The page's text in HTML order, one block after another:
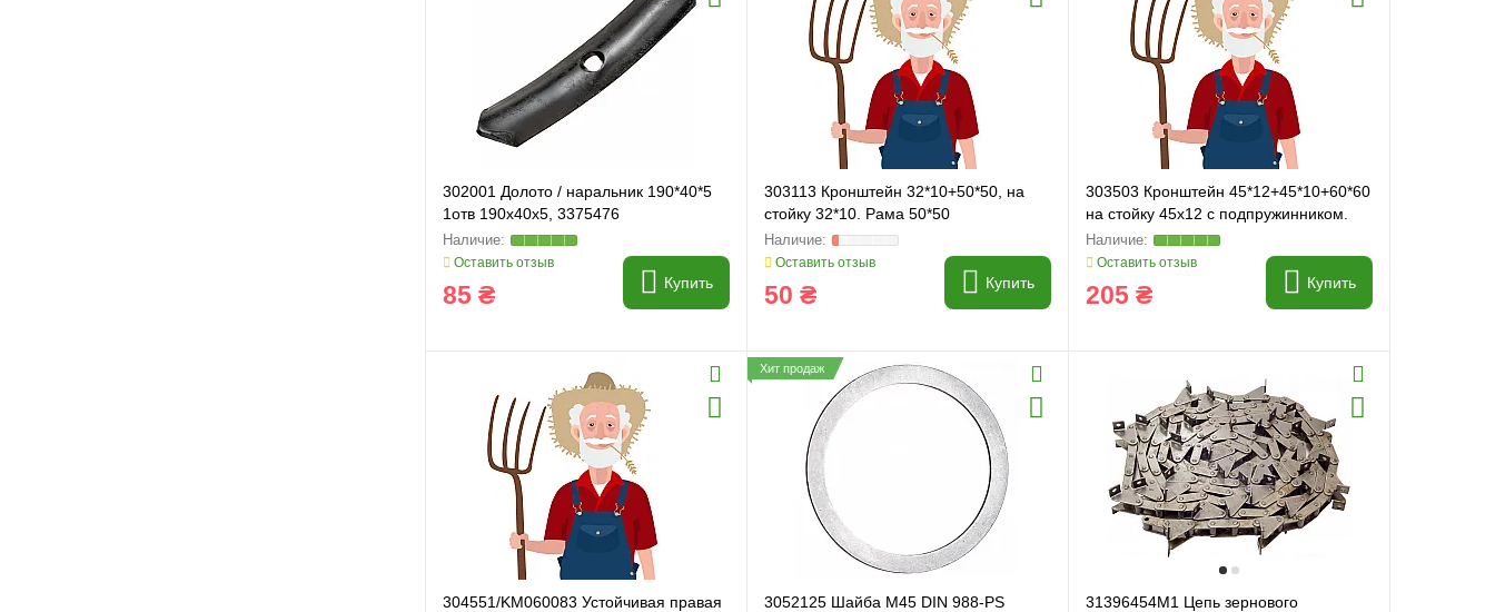
302001 Долото / наральник 190*40*5
1отв 190x40x5, 3375476
Оставить отзыв
85 ₴ Купить
303113 Кронштейн 32*10+50*50, на
стойку 32*10. Рама 50*50
Оставить отзыв
50 ₴ Купить
303503 Кронштейн 45*12+45*10+60*60
на стойку 45x12 с подпружинником.
Рама 60*60
Оставить отзыв
205 ₴ Купить
304551/KM060083 Устойчивая правая
Хит продаж
3052125 Шайба M45 DIN 988-PS
31396454M1 Цепь зернового